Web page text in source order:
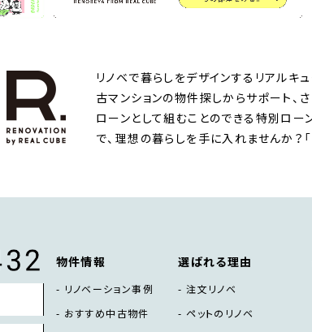
リノベで暮らしをデザインするリアルキ
古マンションの物件探しからサポート、
ローンとして組むことのできる特別ロー
で、理想の暮らしを手に入れませんか？「
物件情報
リノベーション事例
おすすめ中古物件
選ばれる理由
注文リノベ
ペットのリノベ